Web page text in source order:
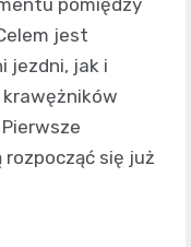
jest
jezdni, jak i
rozpocząć się już